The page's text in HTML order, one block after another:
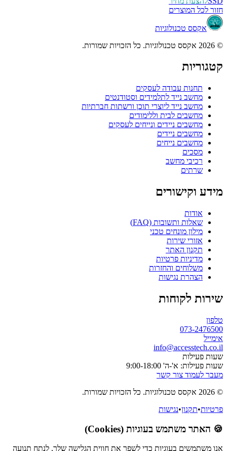
חזור לכל המוצרים
אקסס טכנולוגיות
© 2026 אקסס טכנולוגיות. כל הזכויות שמורות.
קטגוריות
תחנות עבודה לעסקים
מחשב נייד לתלמידים וסטודנטים
מחשב נייד ליוצרי תוכן ורשתות חברתיות
מחשבים לבית וללימודים
מחשבים ניידים ונייחים לעסקים
מחשבים ניידים
מחשבים נייחים
מסכים
רכיבי מחשב
שרתים
מידע וקישורים
אודות
שאלות ותשובות (FAQ)
מילון מונחים טכני
אזורי שירות
תקנון האתר
מדיניות פרטיות
משלוחים והחזרות
הצהרת נגישות
שירות לקוחות
טלפון
073-2476500
אימייל
info@accesstech.co.il
שעות פעילות
שעות פעילות: א'-ה' 9:00-18:00
מעבר לעמוד צור קשר
© 2026 אקסס טכנולוגיות. כל הזכויות שמורות.
פרטיות•תקנון•נגישות
🍪 האתר משתמש בעוגיות (Cookies)
אנו משתמשים בעוגיות כדי לשפר את חווית הגלישה שלך, לנתח תנועה